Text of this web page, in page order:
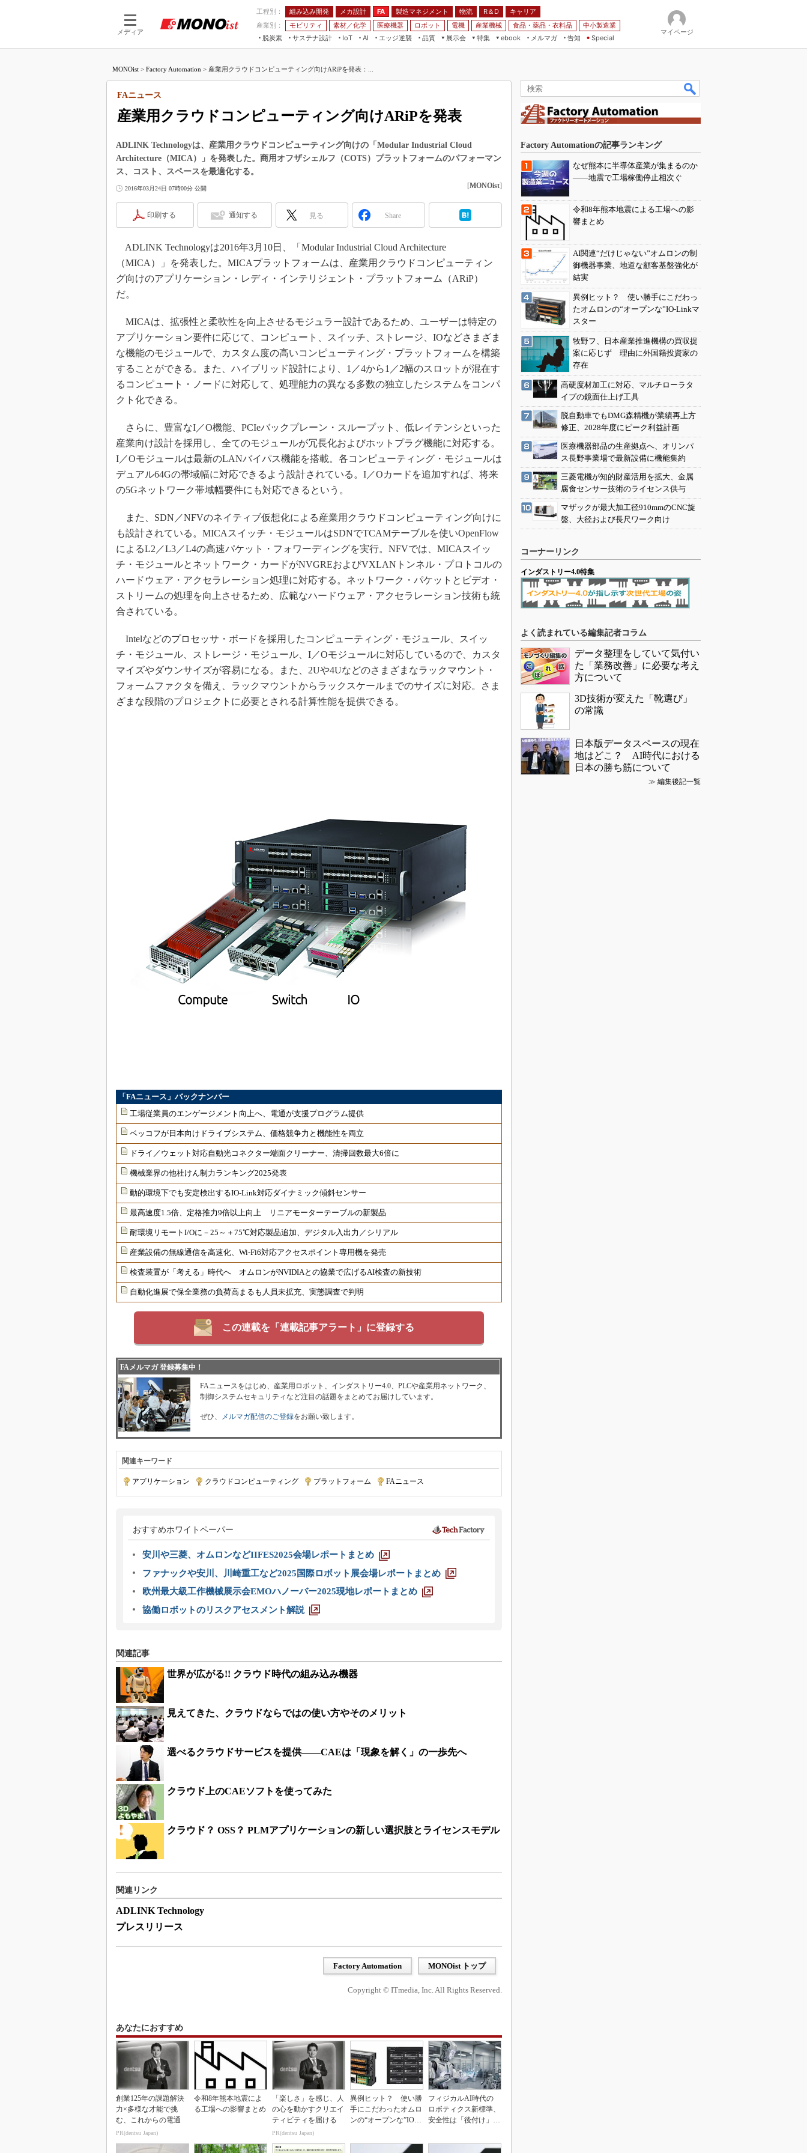
メディア
工程別： 組み込み開発 メカ設計 FA 製造マネジメント 物流 R＆D
キャリア
産業別：
モビリティ 素材／化学 医療機器 ロボット 電機 産業機械 食品・薬品・衣料品
中小製造業
脱炭素
サステナ設計
IoT
つながる工場
AI
AI×設備保全
エッジ逆襲 品質
展示会
JIMTOF
IIFES
ジャパンモビリティショー
スマート工場EXPO
EdgeTech+
日本ものづくりワールド
AUTOMOTIVE WORLD
産業オープンネット展
特集
つながるクルマ
VR／AR
フィールドサービス
FPGA
組み込み画像技術
車載ソフト開発
3Dプリンタ
インダストリー4.0
イノベーション
製造業ビッグデータ
メイドインジャパン
知財マネジメント
海外生産
グローバル設計・開発
制御セキュリティ
ebook
素材／化学
メルマガ
告知 Special
マイページ
MONOist > Factory Automation > 産業用クラウドコンピューティング向けARiPを発表：...
産業用クラウドコンピューティング向けARiPを発表
FAニュース
ADLINK Technologyは、産業用クラウドコンピューティング向けの「Modular Industrial Cloud
Architecture（MICA）」を発表した。商用オフザシェルフ（COTS）プラットフォームのパフォーマン
ス、コスト、スペースを最適化する。
2016年03月24日 07時00分 公開 [MONOist]
印刷する 通知する 見る Share
ADLINK Technologyは2016年3月10日、「Modular Industrial Cloud Architecture
（MICA）」を発表した。MICAプラットフォームは、産業用クラウドコンピューティン
グ向けのアプリケーション・レディ・インテリジェント・プラットフォーム（ARiP）
だ。
MICAは、拡張性と柔軟性を向上させるモジュラー設計であるため、ユーザーは特定の
アプリケーション要件に応じて、コンピュート、スイッチ、ストレージ、IOなどさまざま
な機能のモジュールで、カスタム度の高いコンピューティング・プラットフォームを構築
することができる。また、ハイブリッド設計により、1／4から1／2幅のスロットが混在す
るコンピュート・ノードに対応して、処理能力の異なる多数の独立したシステムをコンパ
クト化できる。
さらに、豊富なI／O機能、PCIeバックプレーン・スループット、低レイテンシといった
産業向け設計を採用し、全てのモジュールが冗長化およびホットプラグ機能に対応する。
I／Oモジュールは最新のLANバイパス機能を搭載。各コンピューティング・モジュールは
デュアル64Gの帯域幅に対応できるよう設計されている。I／Oカードを追加すれば、将来
の5Gネットワーク帯域幅要件にも対応できるという。
また、SDN／NFVのネイティブ仮想化による産業用クラウドコンピューティング向けに
も設計されている。MICAスイッチ・モジュールはSDNでTCAMテーブルを使いOpenFlow
によるL2／L3／L4の高速パケット・フォワーディングを実行。NFVでは、MICAスイッ
チ・モジュールとネットワーク・カードがNVGREおよびVXLANトンネル・プロトコルの
ハードウェア・アクセラレーション処理に対応する。ネットワーク・パケットとビデオ・
ストリームの処理を向上させるため、広範なハードウェア・アクセラレーション技術も統
合されている。
Intelなどのプロセッサ・ボードを採用したコンピューティング・モジュール、スイッ
チ・モジュール、ストレージ・モジュール、I／Oモジュールに対応しているので、カスタ
マイズやダウンサイズが容易になる。また、2Uや4Uなどのさまざまなラックマウント・
フォームファクタを備え、ラックマウントからラックスケールまでのサイズに対応。さま
ざまな段階のプロジェクトに必要とされる計算性能を提供できる。
「FAニュース」バックナンバー
工場従業員のエンゲージメント向上へ、電通が支援プログラム提供
ベッコフが日本向けドライブシステム、価格競争力と機能性を両立
ドライ／ウェット対応自動光コネクター端面クリーナー、清掃回数最大6倍に
機械業界の他社けん制力ランキング2025発表
動的環境下でも安定検出するIO-Link対応ダイナミック傾斜センサー
最高速度1.5倍、定格推力9倍以上向上 リニアモーターテーブルの新製品
耐環境リモートI/Oに－25～＋75℃対応製品追加、デジタル入出力／シリアル
産業設備の無線通信を高速化、Wi-Fi6対応アクセスポイント専用機を発売
検査装置が「考える」時代へ オムロンがNVIDIAとの協業で広げるAI検査の新技術
自動化進展で保全業務の負荷高まるも人員未拡充、実態調査で判明
この連載を「連載記事アラート」に登録する
FAメルマガ 登録募集中！
FAニュースをはじめ、産業用ロボット、インダストリー4.0、PLCや産業用ネットワーク、
制御システムセキュリティなど注目の話題をまとめてお届けしています。
ぜひ、 メルマガ配信のご登録をお願い致します。
関連キーワード
アプリケーション クラウドコンピューティング プラットフォーム FAニュース
おすすめホワイトペーパー
安川や三菱、オムロンなどIIFES2025会場レポートまとめ
ファナックや安川、川崎重工など2025国際ロボット展会場レポートまとめ
欧州最大級工作機械展示会EMOハノーバー2025現地レポートまとめ
協働ロボットのリスクアセスメント解説
関連記事
世界が広がる!! クラウド時代の組み込み機器
見えてきた、クラウドならではの使い方やそのメリット
選べるクラウドサービスを提供――CAEは「現象を解く」の一歩先へ
クラウド上のCAEソフトを使ってみた
クラウド？ OSS？ PLMアプリケーションの新しい選択肢とライセンスモデル
関連リンク
ADLINK Technology
プレスリリース
Factory Automation MONOist トップ
Copyright © ITmedia, Inc. All Rights Reserved.
あなたにおすすめ
創業125年の課題解決
力×多様な才能で挑
む、これからの電通
PR(dentsu Japan)
令和8年熊本地震によ
る工場への影響まとめ
「楽しさ」を感じ、人
の心を動かすクリエイ
ティビティを届ける
PR(dentsu Japan)
異例ヒット？ 使い勝
手にこだわったオムロ
ンの“オープンな”IO-L
フィジカルAI時代の
ロボティクス新標準、
安全性は「後付け」で
Factory Automationの記事ランキング
なぜ熊本に半導体産業が集まるのか
――地震で工場稼働停止相次ぐ
令和8年熊本地震による工場への影
響まとめ
AI関連“だけじゃない”オムロンの制
御機器事業、地道な顧客基盤強化が
結実
異例ヒット？ 使い勝手にこだわっ
たオムロンの“オープンな”IO-Linkマ
スター
牧野フ、日本産業推進機構の買収提
案に応じず 理由に外国籍投資家の
存在
高硬度材加工に対応、マルチローラタ
イプの鏡面仕上げ工具
脱自動車でもDMG森精機が業績再上方
修正、2028年度にピーク利益計画
医療機器部品の生産拠点へ、オリンパ
ス長野事業場で最新設備に機能集約
三菱電機が知的財産活用を拡大、金属
腐食センサー技術のライセンス供与
マザックが最大加工径910mmのCNC旋
盤、大径および長尺ワーク向け
コーナーリンク
インダストリー4.0特集
よく読まれている編集記者コラム
データ整理をしていて気付い
た「業務改善」に必要な考え
方について
3D技術が変えた「靴選び」
の常識
日本版データスペースの現在
地はどこ？ AI時代における
日本の勝ち筋について
≫ 編集後記一覧